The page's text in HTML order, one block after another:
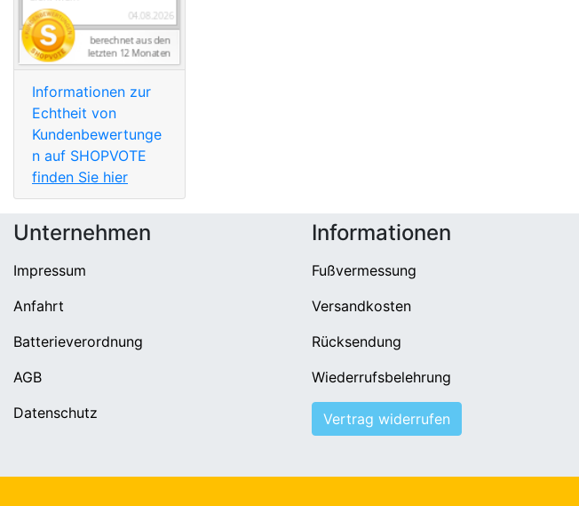
Informationen zur
Echtheit von
Kundenbewertunge
n auf SHOPVOTE
finden Sie hier
Unternehmen
Impressum
Anfahrt
Batterieverordnung
AGB
Datenschutz
Informationen
Fußvermessung
Versandkosten
Rücksendung
Wiederrufsbelehrung
Vertrag widerrufen